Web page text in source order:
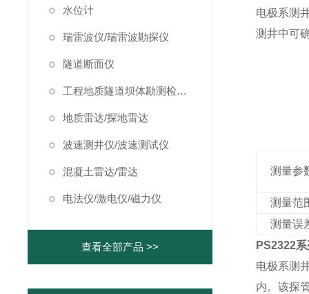
水位计
瑞雷波仪/瑞雷波勘探仪
隧道断面仪
工程地质隧道坝体勘测检测仪器
地质雷达/探地雷达
波速测井仪/波速测试仪
混凝土雷达/雷达
电法仪/激电仪/磁力仪
查看全部产品 >>
电极系测
测井中可
测量参
测量范
测量误
PS2322
电极系测
内。该探